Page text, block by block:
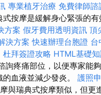
專業植牙治療 免費律師諮
按摩是緩解身心緊張的
方案 假牙費用透明資訊 頂
決方案 快速辦理台胞證 台
杜拜簽證攻略 HTML基礎
詢疼痛部位，以便專家能
血液並減少發炎。 護照
與瑞典式按摩類似，但更